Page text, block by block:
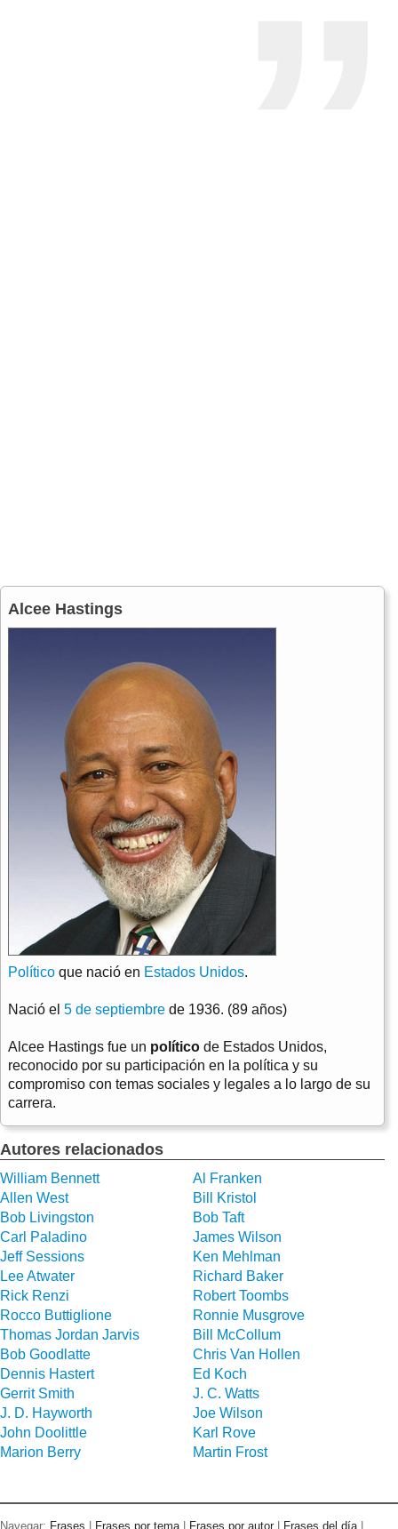
Alcee Hastings
Político que nació en Estados Unidos.
Nació el 5 de septiembre de 1936. (89 años)
Alcee Hastings fue un político de Estados Unidos,
reconocido por su participación en la política y su
compromiso con temas sociales y legales a lo largo de su
carrera.
Autores relacionados
William Bennett
Al Franken
Allen West
Bill Kristol
Bob Livingston
Bob Taft
Carl Paladino
James Wilson
Jeff Sessions
Ken Mehlman
Lee Atwater
Richard Baker
Rick Renzi
Robert Toombs
Rocco Buttiglione
Ronnie Musgrove
Thomas Jordan Jarvis
Bill McCollum
Bob Goodlatte
Chris Van Hollen
Dennis Hastert
Ed Koch
Gerrit Smith
J. C. Watts
J. D. Hayworth
Joe Wilson
John Doolittle
Karl Rove
Marion Berry
Martin Frost
Navegar: Frases Frases por tema Frases por autor Frases del día